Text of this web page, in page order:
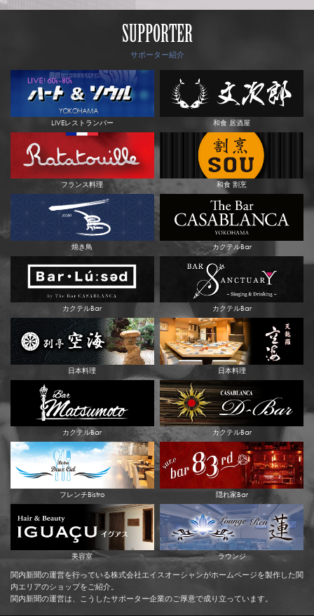
SUPPORTER
サポーター紹介
LIVEレストランバー 和食 居酒屋
フランス料理 和食 割烹
焼き鳥 カクテルBar
カクテルBar カクテルBar
日本料理 日本料理
カクテルBar カクテルBar
フレンチBistro 隠れ家Bar
美容室 ラウンジ
関内新聞の運営を行っている株式会社エイスオーシャンがホームページを製作した関
内エリアのショップをご紹介。
関内新聞の運営は、こうしたサポーター企業のご厚意で成り立っています。